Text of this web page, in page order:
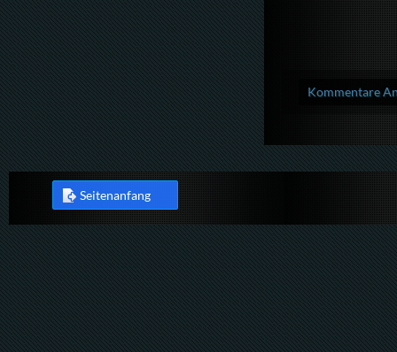
Kommentare
Seitenanfang